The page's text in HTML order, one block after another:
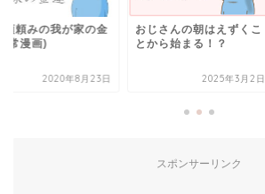
類頼みの我が家の金
常漫画)
2020年8月23日
おじさんの朝はえずくこ
とから始まる！？
2025年3月2日
スポンサーリンク